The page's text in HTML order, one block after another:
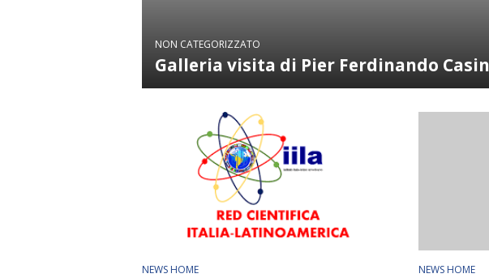
NON CATEGORIZZATO
Galleria visita di Pier Ferdinando
NEWS HOME NEWS HOME